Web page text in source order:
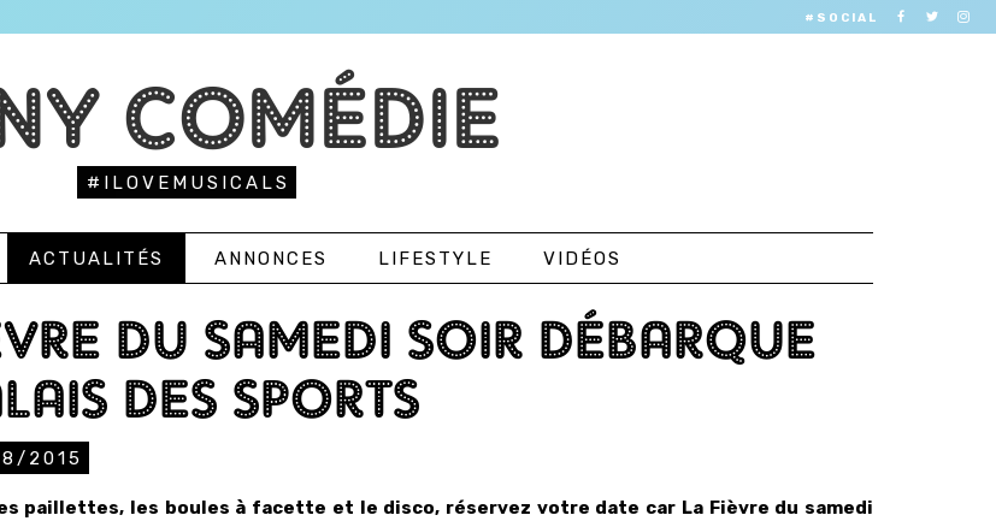
#SOCIAL
COMÉDIE
#ILOVEMUSICALS
ACTUALITÉS ANNONCES LIFESTYLE VIDÉOS
DU SAMEDI SOIR DÉBARQUE
DES SPORTS
2015
paillettes, les boules à facette et le disco, réservez votre date car La Fièvre du samedi